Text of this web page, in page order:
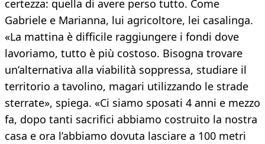
certezza: quella di avere perso tutto. Come
Gabriele e Marianna, lui agricoltore, lei casalinga.
«La mattina è difficile raggiungere i fondi dove
lavoriamo, tutto è più costoso. Bisogna trovare
un’alternativa alla viabilità soppressa, studiare il
territorio a tavolino, magari utilizzando le strade
sterrate», spiega. «Ci siamo sposati 4 anni e mezzo
fa, dopo tanti sacrifici abbiamo costruito la nostra
casa e ora l’abbiamo dovuta lasciare a 100 metri